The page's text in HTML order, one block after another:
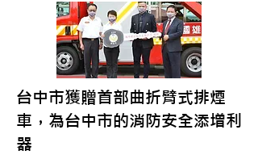
台中市獲贈首部曲折臂式排煙
車，為台中市的消防安全添增利
器